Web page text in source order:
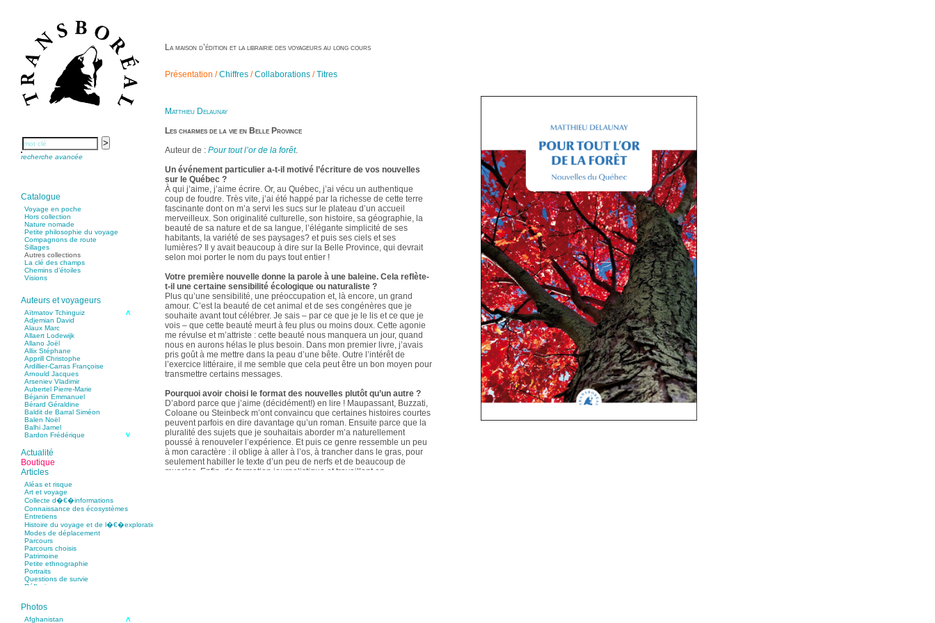
recherche avancée
Catalogue
Voyage en poche
Hors collection
Nature nomade
Petite philosophie du voyage
Compagnons de route
Sillages
Autres collections
La clé des champs
Chemins d’étoiles
Visions
Auteurs et voyageurs
Aïtmatov Tchinguiz
Adjemian David
Alaux Marc
Allaert Lodewijk
Allano Joël
Allix Stéphane
Apprill Christophe
Ardillier-Carras Françoise
Arnould Jacques
Arseniev Vladimir
Aubertel Pierre-Marie
Béjanin Emmanuel
Bérard Géraldine
Baldit de Barral Siméon
Balen Noël
Balhi Jamel
Bardon Frédérique
Bastide Fabien
Baudin Julie
Baujard Jacques
Bazin Sylvain
Bellanger Marc
Bellec Hervé
Belleville Régis
Benestar Géraldine
Benoist Yann
Bertrand Jordane
Bertrandy Antoine
Bezsonov Youri
Bideau Michel-Cosme
Billard Yannick
Blanchet Anne-Lise
Bluntzer Christophe
Bobin Mathieu
Boch Anne-Laure
Boch Julie
Boillot Henri
Bonnem Éric
Boudart Jean-Louis
Actualité
Boutique
Articles
Aléas et risque
Art et voyage
Collecte d�€�informations
Connaissance des écosystèmes
Entretiens
Histoire du voyage et de l�€�exploration
Modes de déplacement
Parcours
Parcours choisis
Patrimoine
Petite ethnographie
Portraits
Questions de survie
Réflexions
Photos
Afghanistan
La maison d’édition et la librairie des voyageurs au long cours
Présentation /Chiffres /Collaborations /Titres
Matthieu Delaunay
Les charmes de la vie en Belle Province
Auteur de : Pour tout l’or de la forêt.
Un événement particulier a-t-il motivé l’écriture de vos nouvelles
sur le Québec ?
À qui j’aime, j’aime écrire. Or, au Québec, j’ai vécu un authentique
coup de foudre. Très vite, j’ai été happé par la richesse de cette terre
fascinante dont on m’a servi les sucs sur le plateau d’un accueil
merveilleux. Son originalité culturelle, son histoire, sa géographie, la
beauté de sa nature et de sa langue, l’élégante simplicité de ses
habitants, la variété de ses paysages? et puis ses ciels et ses
lumières? Il y avait beaucoup à dire sur la Belle Province, qui devrait
selon moi porter le nom du pays tout entier !
Votre première nouvelle donne la parole à une baleine. Cela reflète-
t-il une certaine sensibilité écologique ou naturaliste ?
Plus qu’une sensibilité, une préoccupation et, là encore, un grand
amour. C’est la beauté de cet animal et de ses congénères que je
souhaite avant tout célébrer. Je sais – par ce que je le lis et ce que je
vois – que cette beauté meurt à feu plus ou moins doux. Cette agonie
me révulse et m’attriste : cette beauté nous manquera un jour, quand
nous en aurons hélas le plus besoin. Dans mon premier livre, j’avais
pris goût à me mettre dans la peau d’une bête. Outre l’intérêt de
l’exercice littéraire, il me semble que cela peut être un bon moyen pour
transmettre certains messages.
Pourquoi avoir choisi le format des nouvelles plutôt qu’un autre ?
D’abord parce que j’aime (décidément!) en lire ! Maupassant, Buzzati,
Coloane ou Steinbeck m’ont convaincu que certaines histoires courtes
peuvent parfois en dire davantage qu’un roman. Ensuite parce que la
pluralité des sujets que je souhaitais aborder m’a naturellement
poussé à renouveler l’expérience. Et puis ce genre ressemble un peu
à mon caractère : il oblige à aller à l’os, à trancher dans le gras, pour
seulement habiller le texte d’un peu de nerfs et de beaucoup de
muscles. Enfin, de formation journalistique et travaillant en